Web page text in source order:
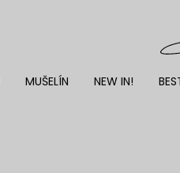
MUŠELÍN NEW IN!